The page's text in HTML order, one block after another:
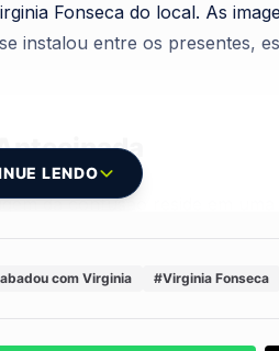
Fonseca do local. As
instalou entre os presentes,
da confusão reside em uma
tirar fotos com os
LENDO
com Virginia #Virginia Fonseca